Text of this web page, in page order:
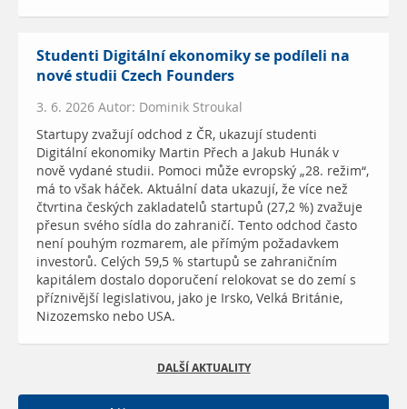
Studenti Digitální ekonomiky se podíleli na
nové studii Czech Founders
3. 6. 2026 Autor: Dominik Stroukal
Startupy zvažují odchod z ČR, ukazují studenti
Digitální ekonomiky Martin Přech a Jakub Hunák v
nově vydané studii. Pomoci může evropský „28. režim“,
má to však háček. Aktuální data ukazují, že více než
čtvrtina českých zakladatelů startupů (27,2 %) zvažuje
přesun svého sídla do zahraničí. Tento odchod často
není pouhým rozmarem, ale přímým požadavkem
investorů. Celých 59,5 % startupů se zahraničním
kapitálem dostalo doporučení relokovat se do zemí s
příznivější legislativou, jako je Irsko, Velká Británie,
Nizozemsko nebo USA.
DALŠÍ AKTUALITY